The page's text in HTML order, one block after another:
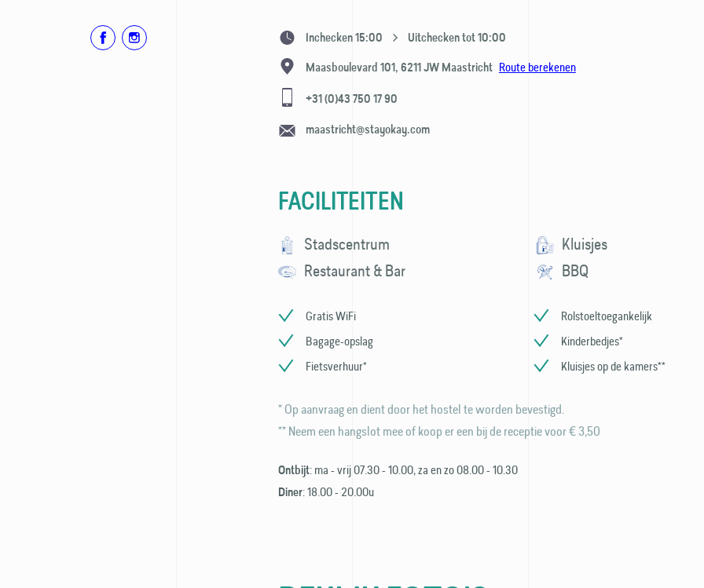
Inchecken 15:00 Uitchecken tot 10:00
Maasboulevard 101, 6211 JW Maastricht Route berekenen
+31 (0)43 750 17 90
maastricht@stayokay.com
FACILITEITEN
Stadscentrum
Restaurant & Bar
Kluisjes
BBQ
Gratis WiFi
Bagage-opslag
Fietsverhuur*
Rolstoeltoegankelijk
Kinderbedjes*
Kluisjes op de kamers**
* Op aanvraag en dient door het hostel te worden bevestigd.
** Neem een hangslot mee of koop er een bij de receptie voor € 3,50
Ontbijt: ma - vrij 07.30 - 10.00, za en zo 08.00 - 10.30
Diner: 18.00 - 20.00u